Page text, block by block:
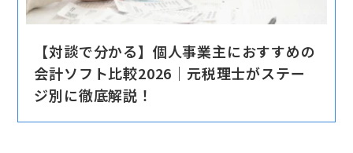
【対談で分かる】個人事業主におすすめの
会計ソフト比較2026｜元税理士がステー
ジ別に徹底解説！